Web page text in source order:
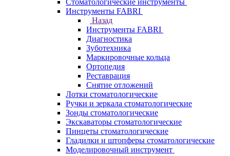
Стоматологические инструменты
Инструменты FABRI
Назад
Инструменты FABRI
Диагностика
Зуботехника
Маркировочные кольца
Ортопедия
Реставрация
Снятие отложений
Лотки стоматологические
Ручки и зеркала стоматологические
Зонды стоматологические
Экскаваторы стоматологические
Пинцеты стоматологические
Гладилки и штопферы стоматологические
Моделировочный инструмент